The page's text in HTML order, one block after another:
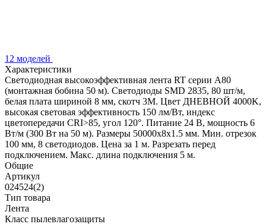
12 моделей
Характеристики
Светодиодная высокоэффективная лента RT серии A80
(монтажная бобина 50 м). Светодиоды SMD 2835, 80 шт/м,
белая плата шириной 8 мм, скотч 3M. Цвет ДНЕВНОЙ 4000K,
высокая световая эффективность 150 лм/Вт, индекс
цветопередачи CRI>85, угол 120°. Питание 24 В, мощность 6
Вт/м (300 Вт на 50 м). Размеры 50000x8x1.5 мм. Мин. отрезок
100 мм, 8 светодиодов. Цена за 1 м. Разрезать перед
подключением. Макс. длина подключения 5 м.
Общие
Артикул
024524(2)
Тип товара
Лента
Класс пылевлагозащиты